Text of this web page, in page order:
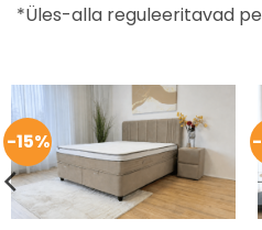
*Üles-alla reguleeritavad
-15%